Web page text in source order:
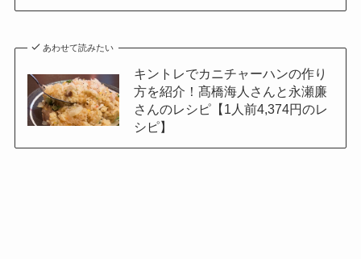
あわせて読みたい
キントレでカニチャーハンの作り
方を紹介！髙橋海人さんと永瀬廉
さんのレシピ【1人前4,374円のレ
シピ】